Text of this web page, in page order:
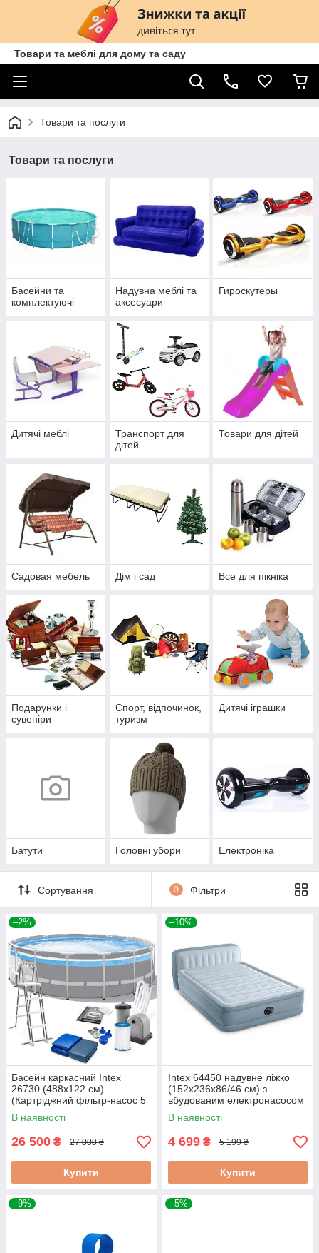
Товари та меблі для дому та саду
Товари та послуги
Товари та послуги
Басейни та
комплектуючі
Надувна меблі та
аксесуари
Гироскутеры
Дитячі меблі
Транспорт для
дітей
Товари для дітей
Садовая мебель Дім і сад Все для пікніка
Подарунки і
сувеніри
Спорт, відпочинок,
туризм
Дитячі іграшки
Батути Головні убори Електроніка
Сортування 0 Фільтри
–2%
Басейн каркасний Intex
26730 (488х122 см)
(Картріджний фільтр-насос 5
678 л/год, драбина, тент,
підстилка)
В наявності
26 500 ₴ 27 000 ₴
Купити
–10%
Intex 64450 надувне ліжко
(152х236х86/46 см) з
вбудованим електронасосом
В наявності
4 699 ₴ 5 199 ₴
Купити
–9% –5%